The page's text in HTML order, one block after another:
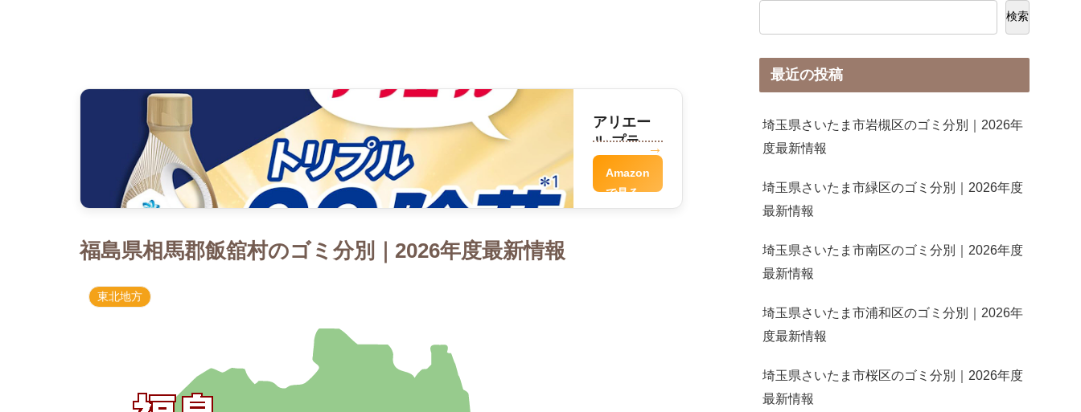
アリエー
ル プラチ
ナ洗剤
Amazon
で見る
福島県相馬郡飯舘村のゴミ分別｜2026年度最新情報
東北地方
検索
最近の投稿
埼玉県さいたま市岩槻区のゴミ分別｜2026年
度最新情報
埼玉県さいたま市緑区のゴミ分別｜2026年度
最新情報
埼玉県さいたま市南区のゴミ分別｜2026年度
最新情報
埼玉県さいたま市浦和区のゴミ分別｜2026年
度最新情報
埼玉県さいたま市桜区のゴミ分別｜2026年度
最新情報